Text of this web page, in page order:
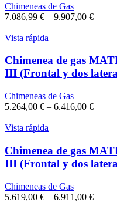
Chimeneas de Gas
7.086,99 € – 9.907,00 €
Vista rápida
Chimenea de gas
III (Frontal y dos
Chimeneas de Gas
5.264,00 € – 6.416,00 €
Vista rápida
Chimenea de gas
III (Frontal y dos
Chimeneas de Gas
5.619,00 € – 6.911,00 €